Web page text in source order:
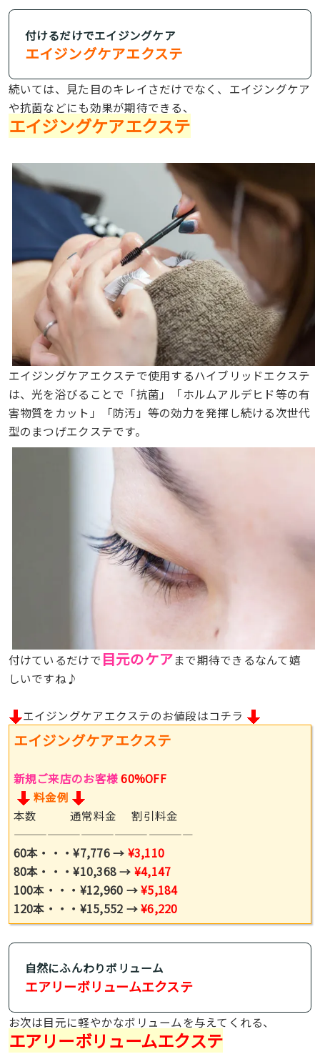
付けるだけでエイジングケア
エイジングケアエクステ
続いては、見た目のキレイさだけでなく、エイジングケア
や抗菌などにも効果が期待できる、
エイジングケアエクステ
エイジングケアエクステで使用するハイブリッドエクステ
は、光を浴びることで「抗菌」「ホルムアルデヒド等の有
害物質をカット」「防汚」等の効力を発揮し続ける次世代
型のまつげエクステです。
付けているだけで目元のケアまで期待できるなんて嬉
しいですね♪
エイジングケアエクステのお値段はコチラ
エイジングケアエクステ
新規ご来店のお客様60%OFF
料金例
本数 通常料金 割引料金
————————————————
60本・・・¥7,776 → ¥3,110
80本・・・¥10,368 → ¥4,147
100本・・・¥12,960 →¥5,184
120本・・・¥15,552 →¥6,220
自然にふんわりボリューム
エアリーボリュームエクステ
お次は目元に軽やかなボリュームを与えてくれる、
エアリーボリュームエクステ